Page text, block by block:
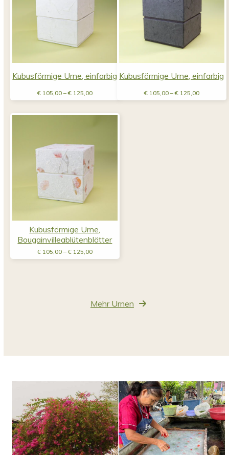
Kubusförmige Urne, einfarbig
€105,00 –€125,00Preisspanne:
€ 105,00
€ 125,00
Kubusförmige Urne, einfarbig
€105,00 –€125,00
€ 105,00
Kubusförmige Urne,
Bougainvilleablütenblätter
€105,00 –€125,00Preisspanne:
€ 105,00
Mehr Urnen